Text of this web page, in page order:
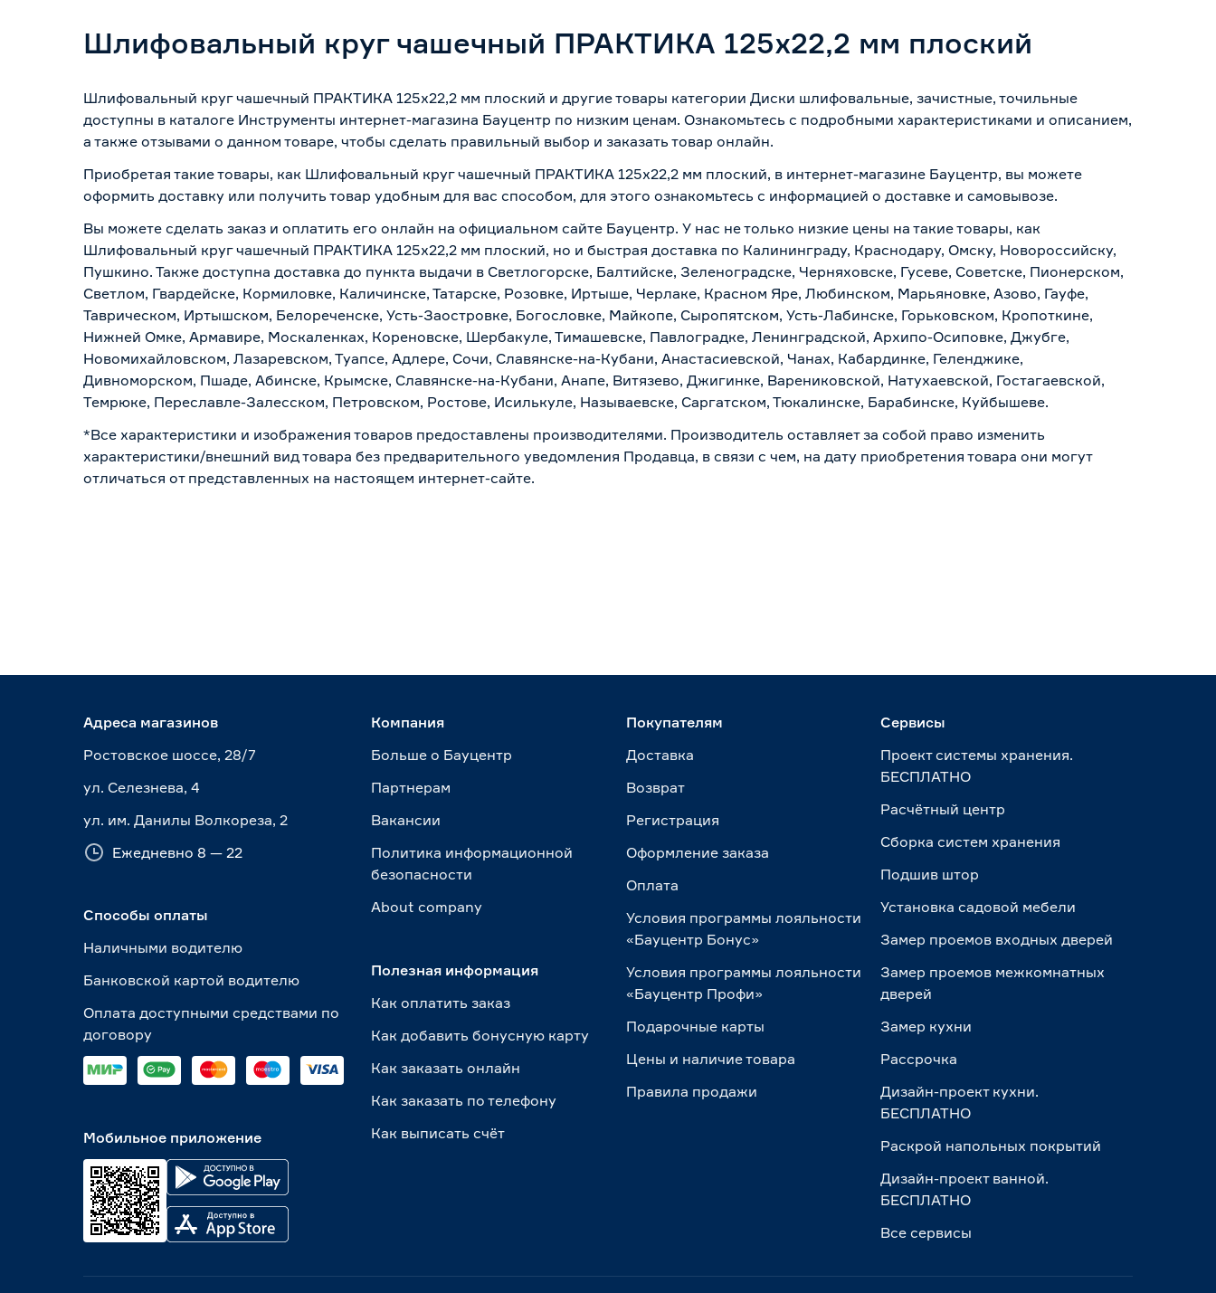
Шлифовальный круг чашечный ПРАКТИКА 125х22,2 мм плоский
Шлифовальный круг чашечный ПРАКТИКА 125х22,2 мм плоский и другие товары категории Диски шлифовальные, зачистные, точильные
доступны в каталоге Инструменты интернет-магазина Бауцентр по низким ценам. Ознакомьтесь с подробными характеристиками и описанием,
а также отзывами о данном товаре, чтобы сделать правильный выбор и заказать товар онлайн.
Приобретая такие товары, как Шлифовальный круг чашечный ПРАКТИКА 125х22,2 мм плоский, в интернет-магазине Бауцентр, вы можете
оформить доставку или получить товар удобным для вас способом, для этого ознакомьтесь с информацией о доставке и самовывозе.
Вы можете сделать заказ и оплатить его онлайн на официальном сайте Бауцентр. У нас не только низкие цены на такие товары, как
Шлифовальный круг чашечный ПРАКТИКА 125х22,2 мм плоский, но и быстрая доставка по Калининграду, Краснодару, Омску, Новороссийску,
Пушкино. Также доступна доставка до пункта выдачи в Светлогорске, Балтийске, Зеленоградске, Черняховске, Гусеве, Советске, Пионерском,
Светлом, Гвардейске, Кормиловке, Каличинске, Татарске, Розовке, Иртыше, Черлаке, Красном Яре, Любинском, Марьяновке, Азово, Гауфе,
Таврическом, Иртышском, Белореченске, Усть-Заостровке, Богословке, Майкопе, Сыропятском, Усть-Лабинске, Горьковском, Кропоткине,
Нижней Омке, Армавире, Москаленках, Кореновске, Шербакуле, Тимашевске, Павлоградке, Ленинградской, Архипо-Осиповке, Джубге,
Новомихайловском, Лазаревском, Туапсе, Адлере, Сочи, Славянске-на-Кубани, Анастасиевской, Чанах, Кабардинке, Геленджике,
Дивноморском, Пшаде, Абинске, Крымске, Славянске-на-Кубани, Анапе, Витязево, Джигинке, Варениковской, Натухаевской, Гостагаевской,
Темрюке, Переславле-Залесском, Петровском, Ростове, Исилькуле, Называевске, Саргатском, Тюкалинске, Барабинске, Куйбышеве.
*Все характеристики и изображения товаров предоставлены производителями. Производитель оставляет за собой право изменить
характеристики/внешний вид товара без предварительного уведомления Продавца, в связи с чем, на дату приобретения товара они могут
отличаться от представленных на настоящем интернет-сайте.
Адреса магазинов
Ростовское шоссе, 28/7
ул. Селезнева, 4
ул. им. Данилы Волкореза, 2
Ежедневно 8 — 22
Способы оплаты
Наличными водителю
Банковской картой водителю
Оплата доступными средствами по
договору
Мобильное приложение
Компания
Больше о Бауцентр
Партнерам
Вакансии
Политика информационной
безопасности
About сompany
Полезная информация
Как оплатить заказ
Как добавить бонусную карту
Как заказать онлайн
Как заказать по телефону
Как выписать счёт
Покупателям
Доставка
Возврат
Регистрация
Оформление заказа
Оплата
Условия программы лояльности
«Бауцентр Бонус»
Условия программы лояльности
«Бауцентр Профи»
Подарочные карты
Цены и наличие товара
Правила продажи
Сервисы
Проект системы хранения.
БЕСПЛАТНО
Расчётный центр
Сборка систем хранения
Подшив штор
Установка садовой мебели
Замер проемов входных дверей
Замер проемов межкомнатных
дверей
Замер кухни
Рассрочка
Дизайн-проект кухни.
БЕСПЛАТНО
Раскрой напольных покрытий
Дизайн-проект ванной.
БЕСПЛАТНО
Все сервисы